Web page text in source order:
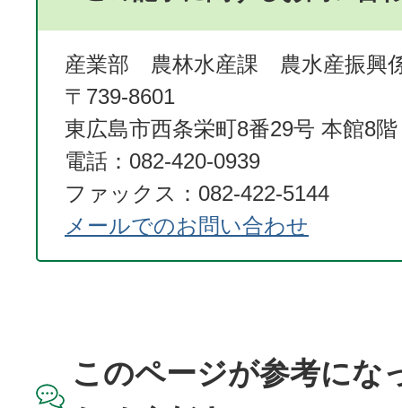
産業部 農林水産課 農水産振興
〒739-8601
東広島市西条栄町8番29号 本館8階
電話：082-420-0939
ファックス：082-422-5144
メールでのお問い合わせ
このページが参考にな